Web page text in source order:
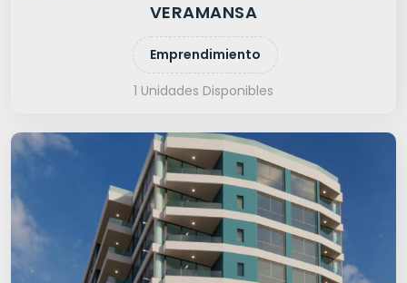
VERAMANSA
Emprendimiento
1 Unidades Disponibles